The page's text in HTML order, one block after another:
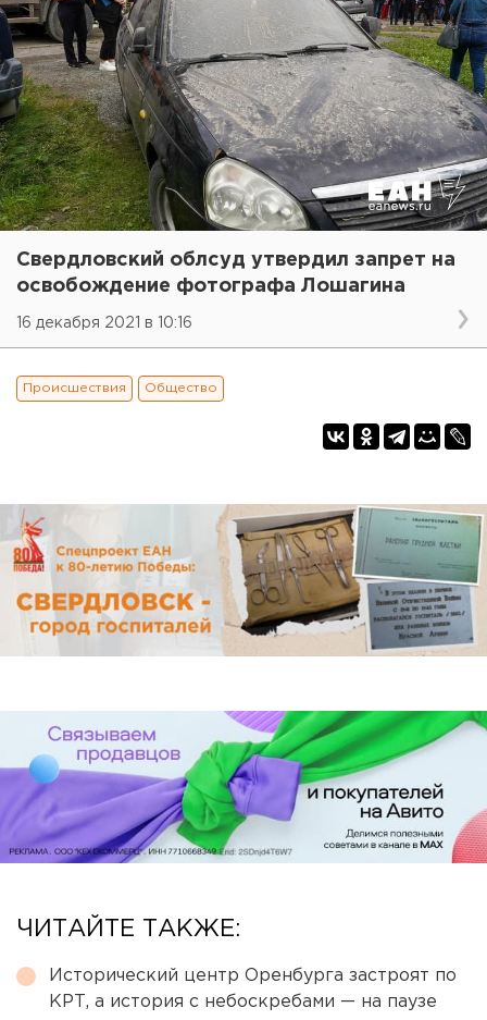
Свердловский облсуд утвердил запрет на
освобождение фотографа Лошагина
16 декабря 2021 в 10:16
Происшествия Общество
ЧИТАЙТЕ ТАКЖЕ:
Исторический центр Оренбурга застроят по
КРТ, а история с небоскребами — на паузе